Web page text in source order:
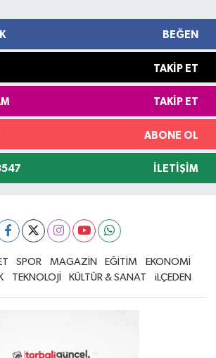
BEĞEN
TAKIP ET
TAKIP ET
ABONE OL
İLETIŞIM
SPOR MAGAZİN EĞİTİM
EKONOMİ
TEKNOLOJİ KÜLTÜR & SANAT iLÇEDEN